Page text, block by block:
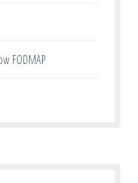
FODMAP